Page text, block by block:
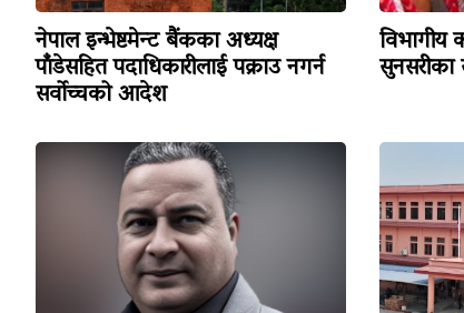
नेपाल इन्भेष्टमेन्ट बैंकका अध्यक्ष
पाँडेसहित पदाधिकारीलाई पक्राउ नगर्न
सर्वोच्चको आदेश
विभागीय
सुनसरीका